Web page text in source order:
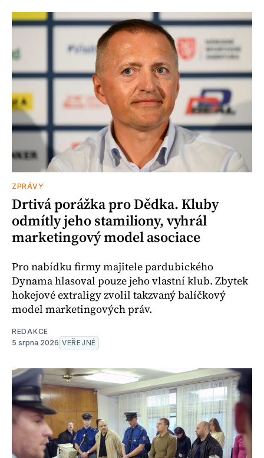
ZPRÁVY
Drtivá porážka pro Dědka. Kluby
odmítly jeho stamiliony, vyhrál
marketingový model asociace
Pro nabídku firmy majitele pardubického
Dynama hlasoval pouze jeho vlastní klub. Zbytek
hokejové extraligy zvolil takzvaný balíčkový
model marketingových práv.
REDAKCE
5 srpna 2026 VEŘEJNÉ